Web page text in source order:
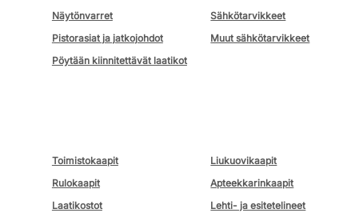
Näytönvarret
Sähkötarvikkeet
Pistorasiat ja jatkojohdot
Muut sähkötarvikkeet
Pöytään kiinnitettävät laatikot
Toimistokaapit
Liukuovikaapit
Rulokaapit
Apteekkarinkaapit
Laatikostot
Lehti- ja esitetelineet